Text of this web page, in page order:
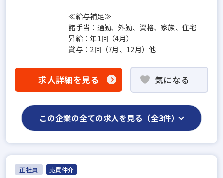
≪給与補足≫
諸手当：通勤、外勤、資格、家族、住宅
昇給：年1回（4月）
賞与：2回（7月、12月）他
求人詳細を見る 気になる
この企業の全ての求人を見る（全3件）
正社員 売買仲介